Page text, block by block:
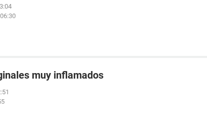
muy inflamados